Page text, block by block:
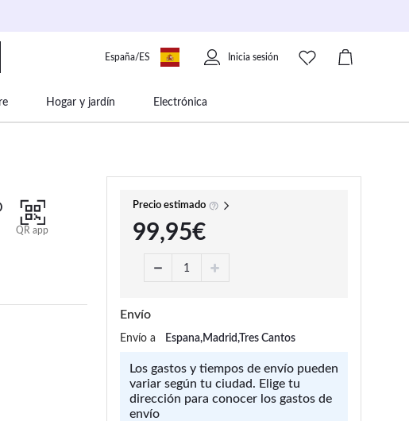
España/ES Inicia sesión
Hogar y jardín Electrónica
QR app
Precio estimado
99,95€
Envío
Envío a Espana,Madrid,Tres Cantos
Los gastos y tiempos de envío pueden
variar según tu ciudad. Elige tu
dirección para conocer los gastos de
envío